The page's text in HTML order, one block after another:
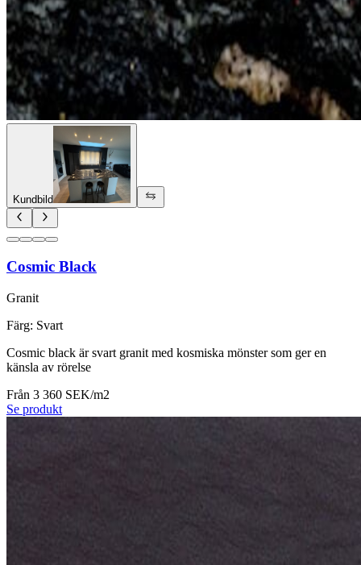
Kundbild
Cosmic Black
Granit
Färg: Svart
Cosmic black är svart granit med kosmiska mönster som ger en
känsla av rörelse
Från 3 360 SEK/m2
Se produkt